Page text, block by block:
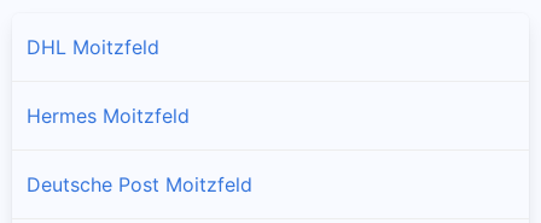
DHL Moitzfeld
Hermes Moitzfeld
Deutsche Post Moitzfeld